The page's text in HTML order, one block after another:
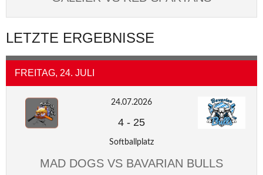
LETZTE ERGEBNISSE
FREITAG, 24. JULI
24.07.2026
4 - 25
Softballplatz
MAD DOGS VS BAVARIAN BULLS